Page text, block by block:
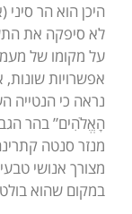
היכן הוא הר
לא סיפקה את
על מקומו של
אפשרויות
נראה כי הנטייה
הָאֱלֹהִים” בהר
מנזר סנטה
מצורך אנושי
במקום שהוא